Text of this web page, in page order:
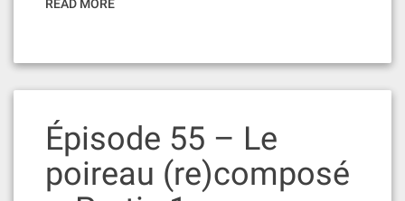
READ MORE
Épisode 55 – Le
poireau (re)composé